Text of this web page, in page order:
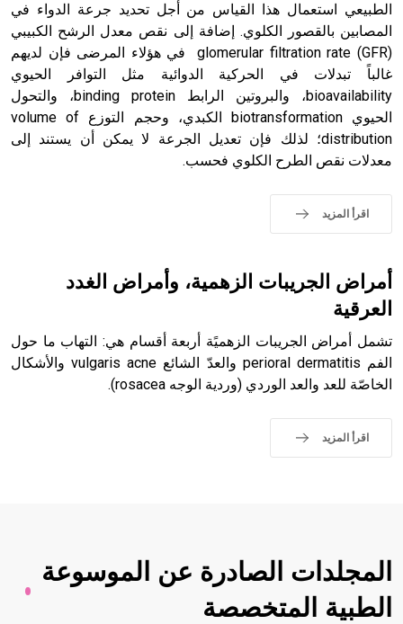
- هل تعلم أن أبجر Abgar اسم معروف جيداً يعود إلى عدد من
الملوك الذين حكموا مدينة إديسا (الرها) من أبجر الأول وحتى
التاسع، وهم ينتسبون إلى أسرة أوسروين
حيث تقتصر القيمة الصوتية للعلامة الك
الطبيعي استعمال هذا القياس من أجل تحديد جرعة الدواء في
المصابين بالقصور الكلوي. إضافة إلى نقص معدل الرشح الكبيبي
glomerular filtration rate (GFR) في هؤلاء المرضى فإن لديهم
غالباً تبدلات في الحركية الدوائية مثل التوافر الحيوي
bioavailability، والبروتين الرابط binding protein، والتحول
الحيوي biotransformation الكبدي، وحجم التوزع volume of
distribution؛ لذلك فإن تعديل الجرعة لا يمكن أن يستند إلى
معدلات نقص الطرح الكلوي فحسب.
اقرأ المزيد
أمراض الجريبات الزهمية، وأمراض الغدد
العرقية
تشمل أمراض الجريبات الزهميًة أربعة أقسام هي: التهاب ما حول
الفم perioral dermatitis والعدّ الشائع vulgaris acne والأشكال
الخاصّة للعد والعد الوردي (وردية الوجه rosacea).
اقرأ المزيد
المجلدات الصادرة عن الموسوعة
الطبية المتخصصة